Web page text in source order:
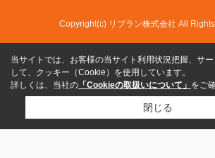
Copyright(c) リブラン株式会社 All
当サイトでは、お客様の当サイト利用状況把握、サ
して、クッキー（Cookie）を使用しています。
詳しくは、当社の 「Cookieの取扱いについて」 をご
閉じる